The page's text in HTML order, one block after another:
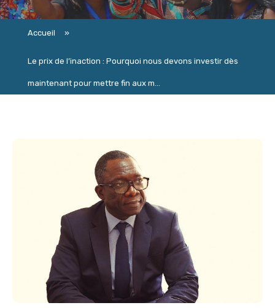
Accueil »
Le prix de l’inaction : Pourquoi nous devons investir dès
maintenant pour mettre fin aux m...